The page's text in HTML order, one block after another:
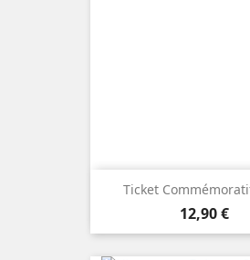
Ticket
Prix
12,90 €